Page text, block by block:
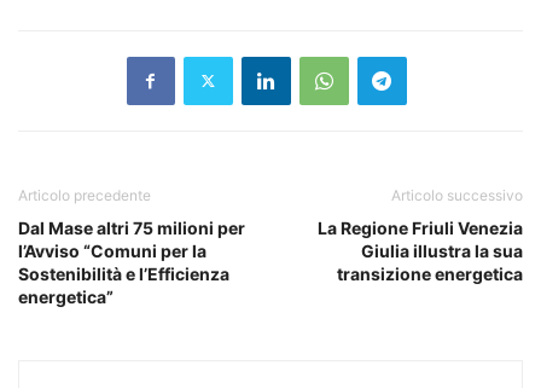
Articolo precedente
Dal Mase altri 75 milioni per
l’Avviso “Comuni per la
Sostenibilità e l’Efficienza
energetica”
Articolo successivo
La Regione Friuli Venezia
Giulia illustra la sua
transizione energetica